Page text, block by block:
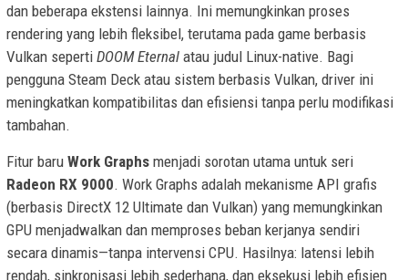
dan beberapa ekstensi lainnya. Ini memungkinkan proses
rendering yang lebih fleksibel, terutama pada game berbasis
Vulkan seperti DOOM Eternal atau judul Linux-native. Bagi
pengguna Steam Deck atau sistem berbasis Vulkan, driver ini
meningkatkan kompatibilitas dan efisiensi tanpa perlu modifikasi
tambahan.
Fitur baru Work Graphs menjadi sorotan utama untuk seri
Radeon RX 9000. Work Graphs adalah mekanisme API grafis
(berbasis DirectX 12 Ultimate dan Vulkan) yang memungkinkan
GPU menjadwalkan dan memproses beban kerjanya sendiri
secara dinamis—tanpa intervensi CPU. Hasilnya: latensi lebih
rendah, sinkronisasi lebih sederhana, dan eksekusi lebih efisien